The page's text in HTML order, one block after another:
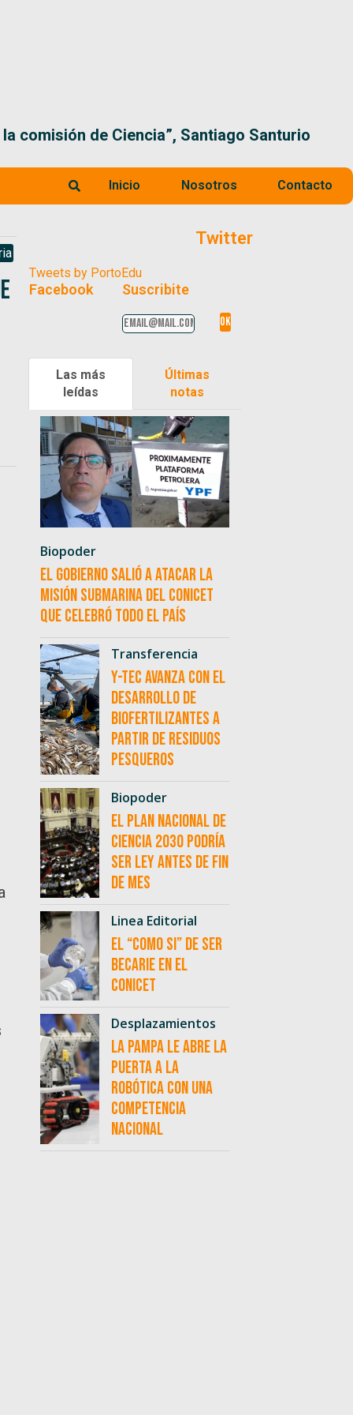
comisión de Ciencia”, Santiago Santurio
Inicio Nosotros Contacto
Twitter
Tweets by PortoEdu
Facebook Suscribite
Las más
leídas
Últimas
notas
Biopoder
El Gobierno salió a atacar la
misión submarina del CONICET
que celebró todo el país
Transferencia
Y-TEC avanza con el
desarrollo de
biofertilizantes a
partir de residuos
pesqueros
Biopoder
El Plan Nacional de
Ciencia 2030 podría
ser ley antes de fin
de mes
Linea Editorial
El “como si” de ser
becarie en el
CONICET
Desplazamientos
La Pampa le abre la
puerta a la
robótica con una
competencia
nacional